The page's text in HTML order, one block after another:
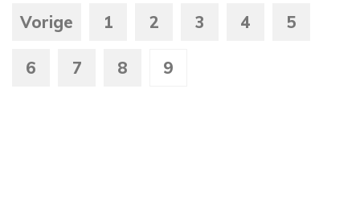
Vorige 1 2 3 4 5
6 7 8 9